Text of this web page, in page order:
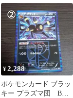
2枚セット
¥2,288
ポケモンカード ブラッ
キー プラズマ団 BW8